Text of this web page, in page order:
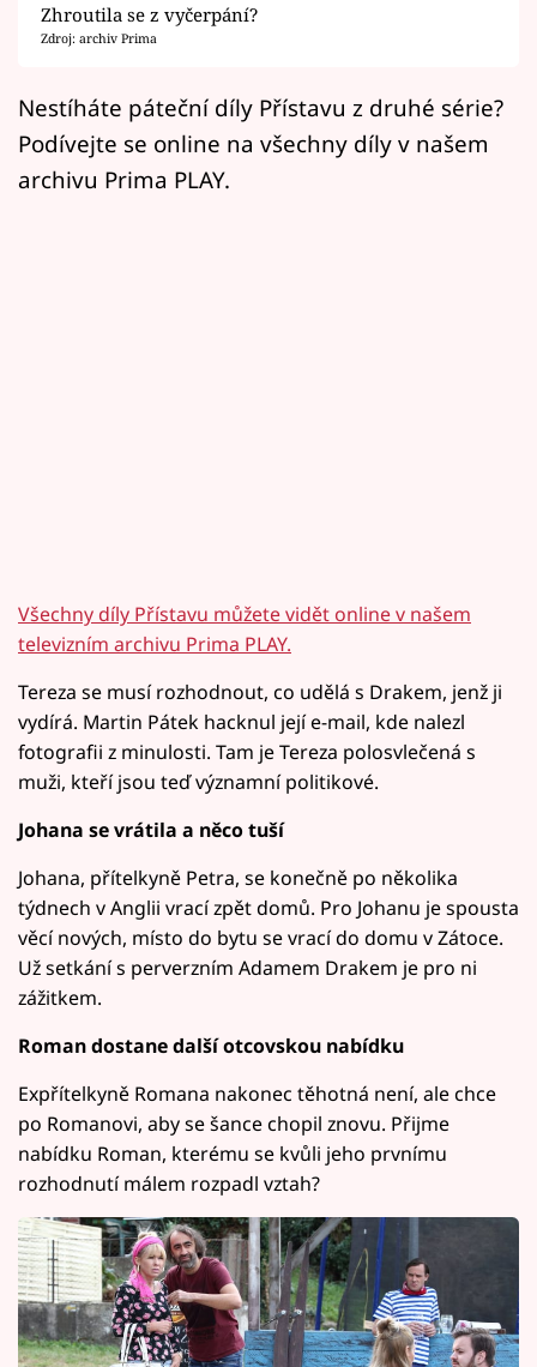
Pořady
Mámy sobě
Přihlášení
Zhroutila se z vyčerpání?
Zdroj: archiv Prima
Nestíháte páteční díly Přístavu z druhé série?
Podívejte se online na všechny díly v našem
archivu Prima PLAY.
Všechny díly Přístavu můžete vidět online v našem
televizním archivu Prima PLAY.
Tereza se musí rozhodnout, co udělá s Drakem, jenž ji
vydírá. Martin Pátek hacknul její e-mail, kde nalezl
fotografii z minulosti. Tam je Tereza polosvlečená s
muži, kteří jsou teď významní politikové.
Johana se vrátila a něco tuší
Johana, přítelkyně Petra, se konečně po několika
týdnech v Anglii vrací zpět domů. Pro Johanu je spousta
věcí nových, místo do bytu se vrací do domu v Zátoce.
Už setkání s perverzním Adamem Drakem je pro ni
zážitkem.
Roman dostane další otcovskou nabídku
Expřítelkyně Romana nakonec těhotná není, ale chce
po Romanovi, aby se šance chopil znovu. Přijme
nabídku Roman, kterému se kvůli jeho prvnímu
rozhodnutí málem rozpadl vztah?